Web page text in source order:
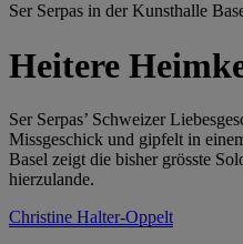
Ser Serpas in der Kunsthalle
Heitere
Ser Serpas’ Schweizer
Missgeschick und gipfelt in
Basel zeigt die bisher grösste
hierzulande.
Christine Halter-Oppelt